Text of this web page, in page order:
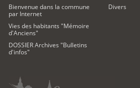
Bienvenue dans la commune
par Internet
Vies des habitants "Mémoire
d'Anciens"
DOSSIER Archives "Bulletins
d'infos"
Divers